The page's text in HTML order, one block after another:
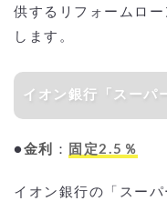
供するリフォームロ
します。
イオン銀行「スー
●金利 ： 固定2.5％
イオン銀行の「スー